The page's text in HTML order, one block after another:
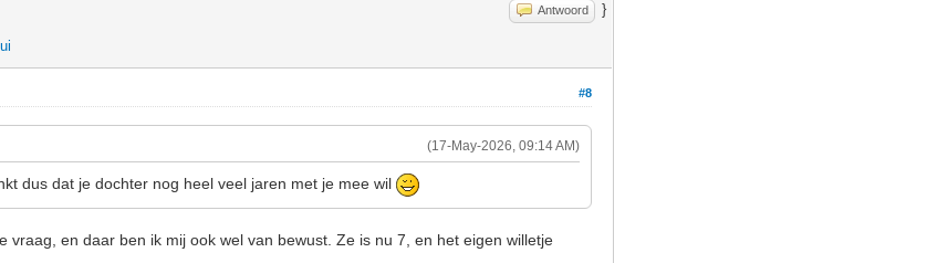
Antwoord }
#8
(17-May-2026, 09:14 AM)
dus dat je dochter nog heel veel jaren met je mee wil
vraag, en daar ben ik mij ook wel van bewust. Ze is nu 7, en het eigen willetje